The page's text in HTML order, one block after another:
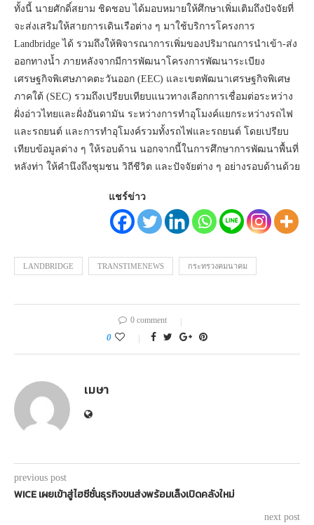
ทั้งนี้ นายศักดิ์สยาม ชิดชอบ ได้มอบหมายให้ศึกษาเพิ่มเติมถึงปัจจัยที่
จะส่งเสริมให้สายการเดินเรือต่าง ๆ มาใช้บริการโครงการ
Landbridge ได้ รวมถึงให้พิจารณาการเพิ่มของปริมาณการนำเข้า-ส่ง
ออกทางน้ำ ภายหลังจากมีการพัฒนาโครงการพัฒนาระเบียง
เศรษฐกิจพิเศษภาคตะวันออก (EEC) และเขตพัฒนาเศรษฐกิจพิเศษ
ภาคใต้ (SEC) รวมถึงเปรียบเทียบแนวทางเลือกการเชื่อมต่อระหว่าง
ฝั่งอ่าวไทยและฝั่งอันดามัน ระหว่างการทำอุโมงค์แยกระหว่างรถไฟ
และรถยนต์ และการทำอุโมงค์รวมทั้งรถไฟและรถยนต์ โดยเปรียบ
เทียบข้อมูลต่าง ๆ ให้รอบด้าน นอกจากนี้ในการศึกษาการพัฒนาพื้นที่
หลังท่า ให้คำนึงถึงชุมชน วิถีชีวิต และปัจจัยต่าง ๆ อย่างรอบด้านด้วย
แชร์ข่าว
LANDBRIDGE TRANSTIMENEWS กระทรวงคมนาคม
0 comment
0
เมษา
previous post
WICE เผยเข้าสู่ไฮซีซั่นธุรกิจขนส่งพร้อมเล็งเปิดคลังใหม่
next post